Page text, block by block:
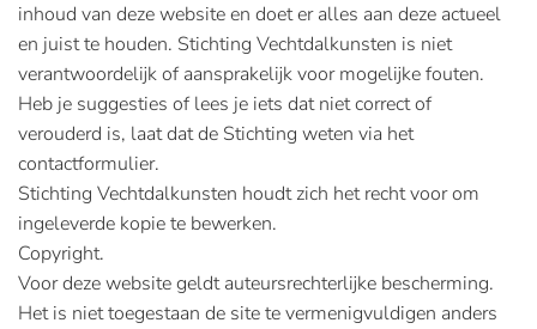
inhoud van deze website en doet er alles aan deze actueel
en juist te houden. Stichting Vechtdalkunsten is niet
verantwoordelijk of aansprakelijk voor mogelijke fouten.
Heb je suggesties of lees je iets dat niet correct of
verouderd is, laat dat de Stichting weten via het
contactformulier.
Stichting Vechtdalkunsten houdt zich het recht voor om
ingeleverde kopie te bewerken.
Copyright.
Voor deze website geldt auteursrechterlijke bescherming.
Het is niet toegestaan de site te vermenigvuldigen anders